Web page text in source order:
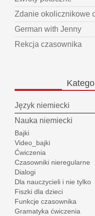
Zdanie okolicznikowe
German with Jenny
Rekcja czasownika
Język niemiecki
Nauka niemiecki
Bajki
Video_bajki
Ćwiczenia
Czasowniki nieregularne
Dialogi
Dla nauczycieli i nie tylko
Fiszki dla dzieci
Funkcje czasownika
Gramatyka ćwiczenia